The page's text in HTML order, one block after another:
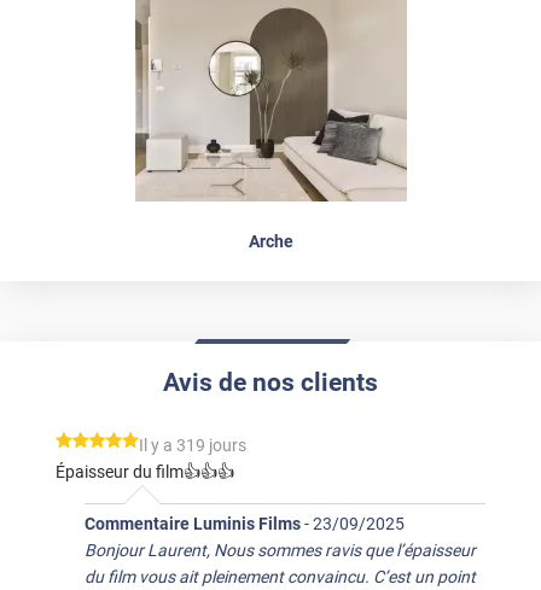
Arche
Avis de nos clients
*****
Il y a 319 jours
Épaisseur du film👍👍👍
Commentaire Luminis Films-23/09/2025
Bonjour Laurent, Nous sommes ravis que l’épaisseur
du film vous ait pleinement convaincu. C’est un point